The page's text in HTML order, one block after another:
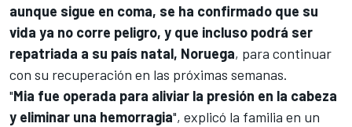
aunque sigue en coma, se ha confirmado que su
vida ya no corre peligro, y que incluso podrá ser
repatriada a su país natal, Noruega, para continuar
con su recuperación en las próximas semanas.
"Mia fue operada para aliviar la presión en la cabeza
y eliminar una hemorragia", explicó la familia en un